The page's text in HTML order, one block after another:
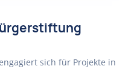
sich für Projekte in